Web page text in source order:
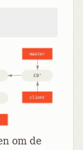
om de